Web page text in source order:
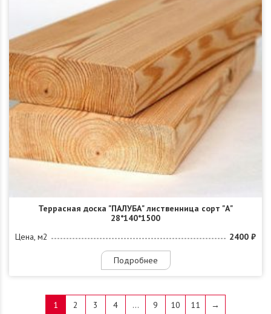
Террасная доска "ПАЛУБА" лиственница сорт "А"
28*140*1500
Цена, м2
2400 ₽
Подробнее
1 2 3 4 … 9 10 11 →